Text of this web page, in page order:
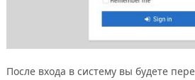
После входа в систему вы будете